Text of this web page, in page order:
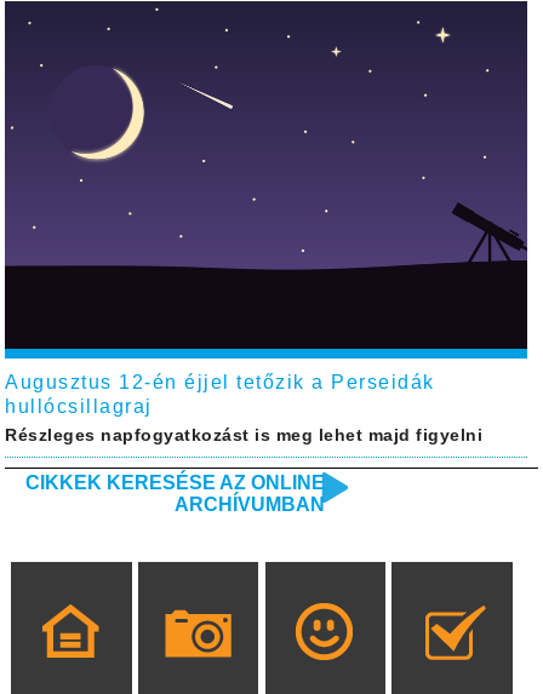
Augusztus 12-én éjjel tetőzik a Perseidák
hullócsillagraj
Részleges napfogyatkozást is meg lehet majd figyelni
CIKKEK KERESÉSE AZ ONLINE
ARCHÍVUMBAN